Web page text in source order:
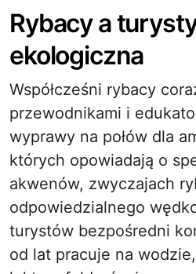
Rybacy a
ekologiczna
Współcześni rybacy
przewodnikami i
wyprawy na połów dla
których opowiadają o
akwenów, zwyczajach
odpowiedzialnego
turystów bezpośredni
od lat pracuje na